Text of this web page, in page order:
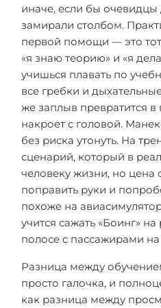
иначе, если бы очевидцы
замирали столбом.
первой помощи — это
«я знаю теорию» и «я
учишься плавать по
все гребки и
же заплыв превратится в
накроет с головой.
без риска утонуть. На
сценарий, который в
человеку жизни, но
поправить руки и
похоже на
учится сажать «Боинг»
полосе с пассажирами на
Разница между
просто галочка, и
как разница между